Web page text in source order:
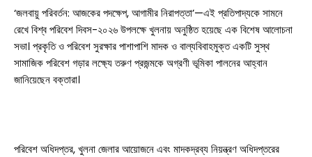
‘জলবায়ু পরিবর্তন: আজকের পদক্ষেপ, আগামীর নিরাপত্তা’—এই প্রতিপাদ্যকে সামনে
রেখে বিশ্ব পরিবেশ দিবস-২০২৬ উপলক্ষে খুলনায় অনুষ্ঠিত হয়েছে এক বিশেষ আলোচনা
সভা। প্রকৃতি ও পরিবেশ সুরক্ষার পাশাপাশি মাদক ও বাল্যবিবাহমুক্ত একটি সুস্থ
সামাজিক পরিবেশ গড়ার লক্ষ্যে তরুণ প্রজন্মকে অগ্রণী ভূমিকা পালনের আহ্বান
জানিয়েছেন বক্তারা।
পরিবেশ অধিদপ্তর, খুলনা জেলার আয়োজনে এবং মাদকদ্রব্য নিয়ন্ত্রণ অধিদপ্তরের